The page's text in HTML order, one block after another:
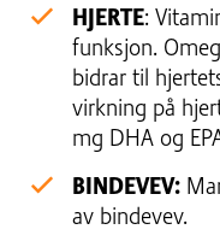
HJERTE:
funksjon.
bidrar til
virkning på
mg DHA og
BINDEVEV:
av bindevev.